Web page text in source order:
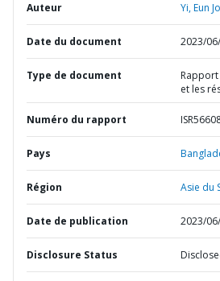
Auteur Yi, Eun
Date du document 2023/
Type de document
Rapport
et les
Numéro du rapport
Pays
Région Asie du
Date de publication 2023/
Disclosure Status